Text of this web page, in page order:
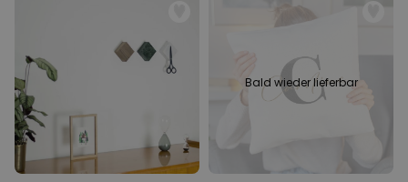
Bald wieder lieferbar